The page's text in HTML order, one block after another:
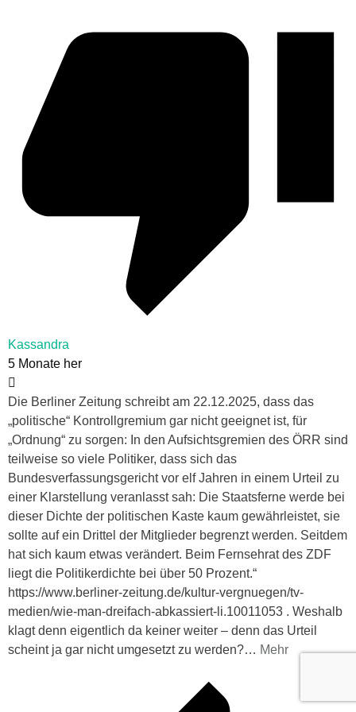
Kassandra
5 Monate her
Die Berliner Zeitung schreibt am 22.12.2025, dass das
„politische“ Kontrollgremium gar nicht geeignet ist, für
„Ordnung“ zu sorgen: In den Aufsichtsgremien des ÖRR sind
teilweise so viele Politiker, dass sich das
Bundesverfassungsgericht vor elf Jahren in einem Urteil zu
einer Klarstellung veranlasst sah: Die Staatsferne werde bei
dieser Dichte der politischen Kaste kaum gewährleistet, sie
sollte auf ein Drittel der Mitglieder begrenzt werden. Seitdem
hat sich kaum etwas verändert. Beim Fernsehrat des ZDF
liegt die Politikerdichte bei über 50 Prozent.“
https://www.berliner-zeitung.de/kultur-vergnuegen/tv-
medien/wie-man-dreifach-abkassiert-li.10011053 . Weshalb
klagt denn eigentlich da keiner weiter – denn das Urteil
scheint ja gar nicht umgesetzt zu werden?… Mehr